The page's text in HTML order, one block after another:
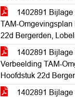
1402891 Bijlage
TAM-Omgevingsplan
22d Bergerden,
1402891 Bijlage
Verbeelding TAM-
Hoofdstuk 22d
1402891